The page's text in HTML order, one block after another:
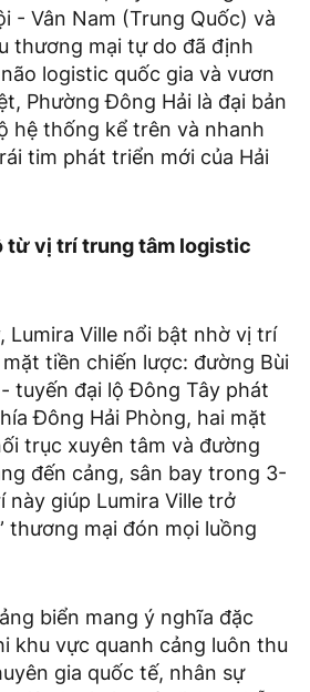
- Vân Nam (Trung Quốc) và
thương mại tự do đã định
logistic quốc gia và vươn
Phường Đông Hải là đại bản
hệ thống kể trên và nhanh
tim phát triển mới của Hải
từ vị trí trung tâm logistic
Lumira Ville nổi bật nhờ vị trí
tiền chiến lược: đường Bùi
tuyến đại lộ Đông Tây phát
Đông Hải Phòng, hai mặt
trục xuyên tâm và đường
đến cảng, sân bay trong 3-
này giúp Lumira Ville trở
thương mại đón mọi luồng
biển mang ý nghĩa đặc
khu vực quanh cảng luôn thu
gia quốc tế, nhân sự